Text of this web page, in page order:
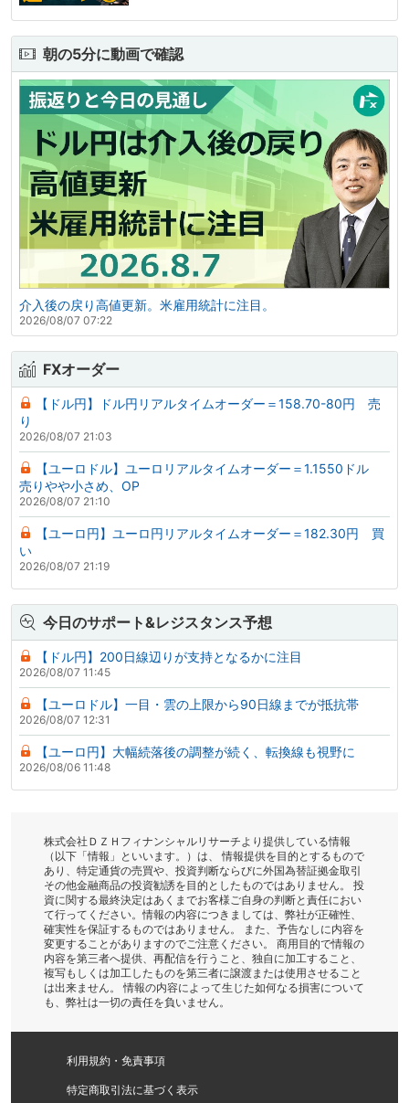
朝の5分に動画で確認
介入後の戻り高値更新。米雇用統計に注目。
2026/08/07 07:22
FXオーダー
【ドル円】ドル円リアルタイムオーダー＝158.70-80円 売
り
2026/08/07 21:03
【ユーロドル】ユーロリアルタイムオーダー＝1.1550ドル
売りやや小さめ、OP
2026/08/07 21:10
【ユーロ円】ユーロ円リアルタイムオーダー＝182.30円 買
い
2026/08/07 21:19
今日のサポート&レジスタンス予想
【ドル円】200日線辺りが支持となるかに注目
2026/08/07 11:45
【ユーロドル】一目・雲の上限から90日線までが抵抗帯
2026/08/07 12:31
【ユーロ円】大幅続落後の調整が続く、転換線も視野に
2026/08/06 11:48
株式会社ＤＺＨフィナンシャルリサーチより提供している情報
（以下「情報」といいます。）は、 情報提供を目的とするもので
あり、特定通貨の売買や、投資判断ならびに外国為替証拠金取引
その他金融商品の投資勧誘を目的としたものではありません。 投
資に関する最終決定はあくまでお客様ご自身の判断と責任におい
て行ってください。情報の内容につきましては、弊社が正確性、
確実性を保証するものではありません。 また、予告なしに内容を
変更することがありますのでご注意ください。 商用目的で情報の
内容を第三者へ提供、再配信を行うこと、独自に加工すること、
複写もしくは加工したものを第三者に譲渡または使用させること
は出来ません。 情報の内容によって生じた如何なる損害について
も、弊社は一切の責任を負いません。
利用規約・免責事項
特定商取引法に基づく表示